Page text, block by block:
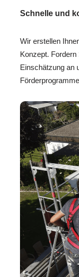
Schnelle und
Wir erstellen
Konzept.
Einschätzung an